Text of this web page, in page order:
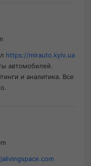
https://mirauto.kyiv.ua
автомобилей.
и аналитика. Все